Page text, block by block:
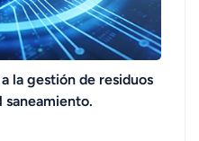
la gestión de residuos